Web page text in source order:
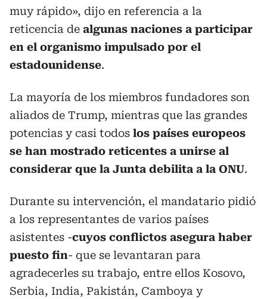
muy rápido», dijo en referencia a la
reticencia de algunas naciones a participar
en el organismo impulsado por el
estadounidense.
La mayoría de los miembros fundadores son
aliados de Trump, mientras que las grandes
potencias y casi todos los países europeos
se han mostrado reticentes a unirse al
considerar que la Junta debilita a la ONU.
Durante su intervención, el mandatario pidió
a los representantes de varios países
asistentes -cuyos conflictos asegura haber
puesto fin- que se levantaran para
agradecerles su trabajo, entre ellos Kosovo,
Serbia, India, Pakistán, Camboya y